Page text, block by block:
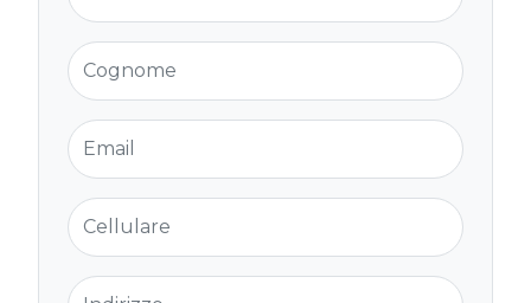
Cognome
Email
Cellulare
Indirizzo